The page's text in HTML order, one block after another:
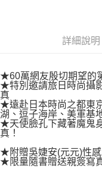
詳細說明
★60萬網友殷切期望的
★特別邀請旅日時尚攝
真
★遠赴日本時尚之都東
湖、逗子海岸、美軍基
★天使臉孔下藏著魔鬼
真！
★附贈吳婕安(元元)性
★限量隨書贈送親簽寫